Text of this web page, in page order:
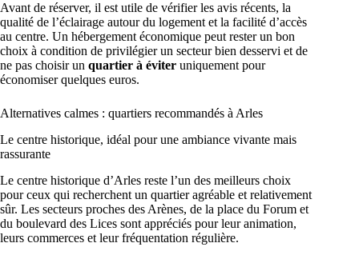
Avant de réserver, il est utile de vérifier les avis récents, la
qualité de l’éclairage autour du logement et la facilité d’accès
au centre. Un hébergement économique peut rester un bon
choix à condition de privilégier un secteur bien desservi et de
ne pas choisir un quartier à éviter uniquement pour
économiser quelques euros.
Alternatives calmes : quartiers recommandés à Arles
Le centre historique, idéal pour une ambiance vivante mais
rassurante
Le centre historique d’Arles reste l’un des meilleurs choix
pour ceux qui recherchent un quartier agréable et relativement
sûr. Les secteurs proches des Arènes, de la place du Forum et
du boulevard des Lices sont appréciés pour leur animation,
leurs commerces et leur fréquentation régulière.